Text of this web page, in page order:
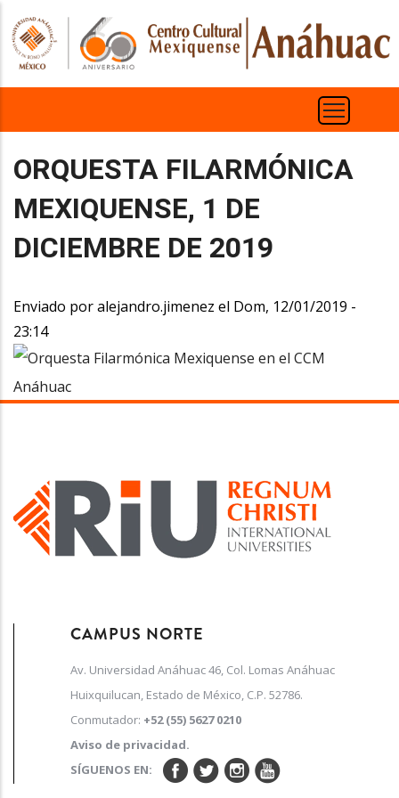
Pasar
contenido
principal
ORQUESTA FILARMÓNICA
MEXIQUENSE, 1 DE
DICIEMBRE DE 2019
Enviado poralejandro.jimenez el Dom, 12/01/2019 -
23:14
CAMPUS NORTE
Av. Universidad Anáhuac 46, Col. Lomas Anáhuac
Huixquilucan, Estado de México, C.P. 52786.
Conmutador: +52 (55) 5627 0210
Aviso de privacidad.
SÍGUENOS EN: